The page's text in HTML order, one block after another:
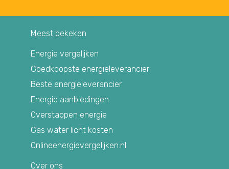
Meest bekeken
Energie vergelijken
Goedkoopste energieleverancier
Beste energieleverancier
Energie aanbiedingen
Overstappen energie
Gas water licht kosten
Onlineenergievergelijken.nl
Over ons